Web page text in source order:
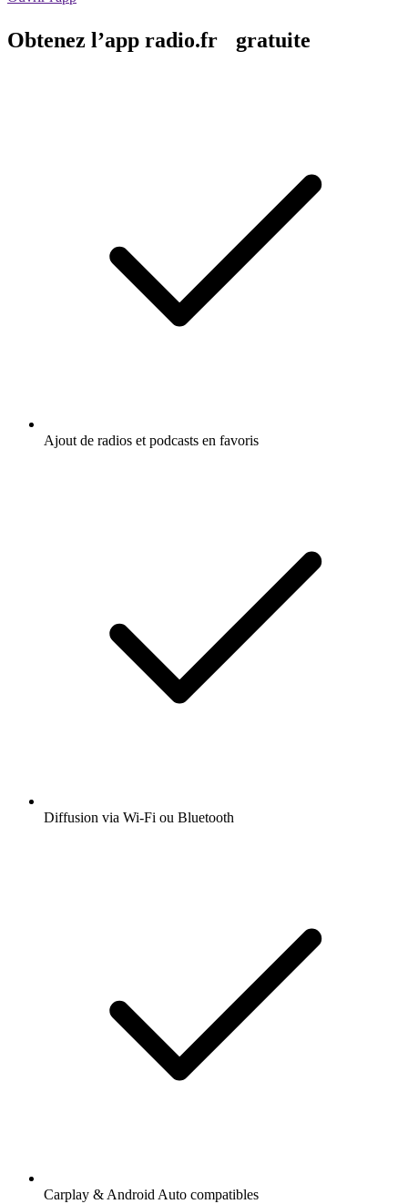
Obtenez l’app radio.fr gratuite
Ajout de radios et podcasts en favoris
Diffusion via Wi-Fi ou Bluetooth
Carplay & Android Auto compatibles